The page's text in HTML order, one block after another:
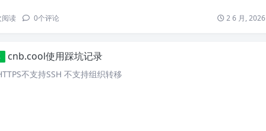
阅读 0个评论 2 6 月, 2026
cnb.cool使用踩坑记录
不支持SSH 不支持组织转移